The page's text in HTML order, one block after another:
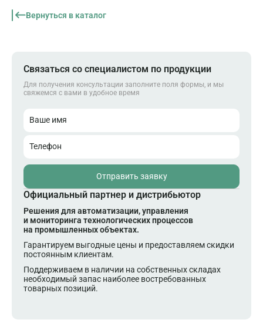
Вернуться в каталог
Связаться со специалистом по продукции
Для получения консультации заполните поля формы, и мы
свяжемся с вами в удобное время
Ваше имя
Телефон
Отправить заявку
Официальный партнер и дистрибьютор
Решения для автоматизации, управления
и мониторинга технологических процессов
на промышленных объектах.
Гарантируем выгодные цены и предоставляем скидки
постоянным клиентам.
Поддерживаем в наличии на собственных складах
необходимый запас наиболее востребованных
товарных позиций.